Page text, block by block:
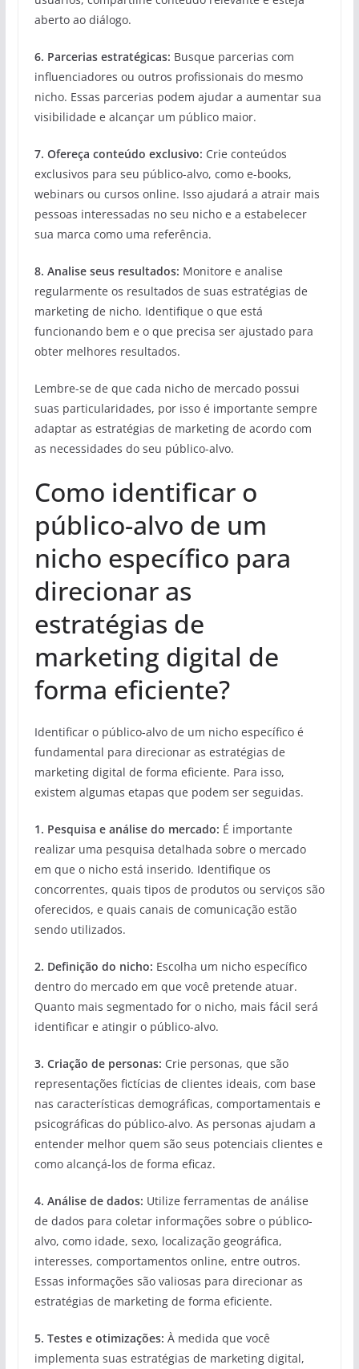
aberto ao diálogo.
6. Parcerias estratégicas: Busque parcerias com
influenciadores ou outros profissionais do mesmo
nicho. Essas parcerias podem ajudar a aumentar sua
visibilidade e alcançar um público maior.
7. Ofereça conteúdo exclusivo: Crie conteúdos
exclusivos para seu público-alvo, como e-books,
webinars ou cursos online. Isso ajudará a atrair mais
pessoas interessadas no seu nicho e a estabelecer
sua marca como uma referência.
8. Analise seus resultados: Monitore e analise
regularmente os resultados de suas estratégias de
marketing de nicho. Identifique o que está
funcionando bem e o que precisa ser ajustado para
obter melhores resultados.
Lembre-se de que cada nicho de mercado possui
suas particularidades, por isso é importante sempre
adaptar as estratégias de marketing de acordo com
as necessidades do seu público-alvo.
Como identificar o
público-alvo de um
nicho específico para
direcionar as
estratégias de
marketing digital de
forma eficiente?
Identificar o público-alvo de um nicho específico é
fundamental para direcionar as estratégias de
marketing digital de forma eficiente. Para isso,
existem algumas etapas que podem ser seguidas.
1. Pesquisa e análise do mercado: É importante
realizar uma pesquisa detalhada sobre o mercado
em que o nicho está inserido. Identifique os
concorrentes, quais tipos de produtos ou serviços são
oferecidos, e quais canais de comunicação estão
sendo utilizados.
2. Definição do nicho: Escolha um nicho específico
dentro do mercado em que você pretende atuar.
Quanto mais segmentado for o nicho, mais fácil será
identificar e atingir o público-alvo.
3. Criação de personas: Crie personas, que são
representações fictícias de clientes ideais, com base
nas características demográficas, comportamentais e
psicográficas do público-alvo. As personas ajudam a
entender melhor quem são seus potenciais clientes e
como alcançá-los de forma eficaz.
4. Análise de dados: Utilize ferramentas de análise
de dados para coletar informações sobre o público-
alvo, como idade, sexo, localização geográfica,
interesses, comportamentos online, entre outros.
Essas informações são valiosas para direcionar as
estratégias de marketing de forma eficiente.
5. Testes e otimizações: À medida que você
implementa suas estratégias de marketing digital,